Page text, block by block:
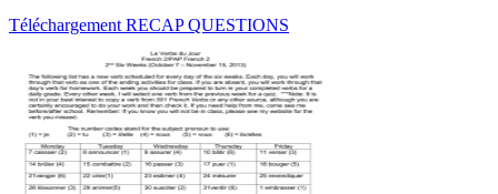
Téléchargement RECAP QUESTIONS